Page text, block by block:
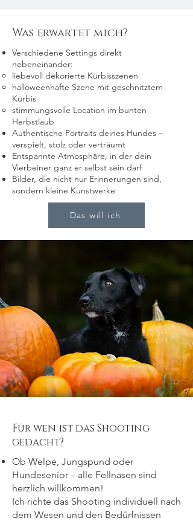
Was erwartet mich?
Verschiedene Settings direkt
nebeneinander:
liebevoll dekorierte Kürbisszenen
halloweenhafte Szene mit geschnitztem
Kürbis
stimmungsvolle Location im bunten
Herbstlaub
Authentische Portraits deines Hundes –
verspielt, stolz oder verträumt
Entspannte Atmosphäre, in der dein
Vierbeiner ganz er selbst sein darf
Bilder, die nicht nur Erinnerungen sind,
sondern kleine Kunstwerke
Das will ich
Für wen ist das Shooting
gedacht?
Ob Welpe, Jungspund oder
Hundesenior – alle Fellnasen sind
herzlich willkommen!
Ich richte das Shooting individuell nach
dem Wesen und den Bedürfnissen